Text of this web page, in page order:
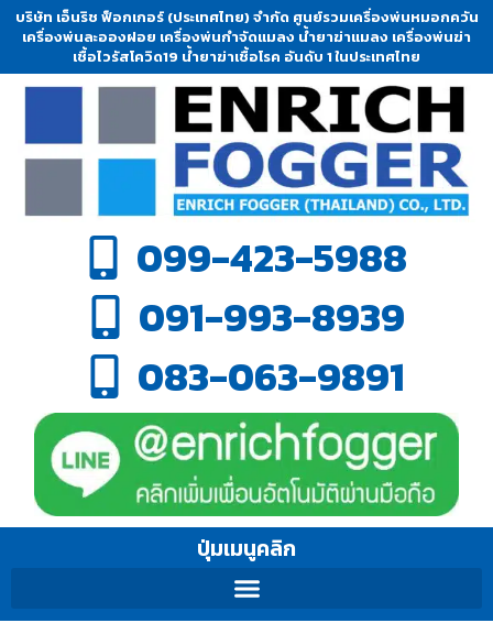
บริษัท เอ็นริช ฟ็อกเกอร์ (ประเทศไทย) จำกัด ศูนย์รวมเครื่องพ่นหมอกควัน
เครื่องพ่นละอองฝอย เครื่องพ่นกำจัดแมลง น้ำยาฆ่าแมลง เครื่องพ่นฆ่า
เชื้อไวรัสโควิด19 น้ำยาฆ่าเชื้อโรค อันดับ 1 ในประเทศไทย
099-423-5988
091-993-8939
083-063-9891
ปุ่มเมนูคลิก